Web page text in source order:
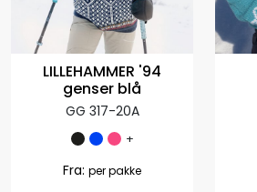
LILLEHAMMER '94
genser blå
GG 317-20A
+
Fra: per pakke